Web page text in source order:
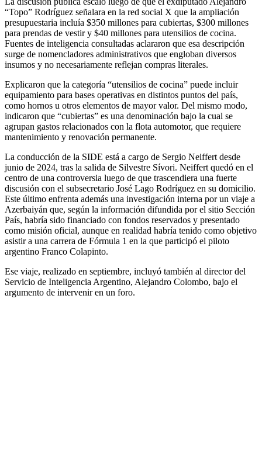
“Topo” Rodríguez señalara en la red social X que la ampliación
presupuestaria incluía $350 millones para cubiertas, $300 millones
para prendas de vestir y $40 millones para utensilios de cocina.
Fuentes de inteligencia consultadas aclararon que esa descripción
surge de nomencladores administrativos que engloban diversos
insumos y no necesariamente reflejan compras literales.
Explicaron que la categoría “utensilios de cocina” puede incluir
equipamiento para bases operativas en distintos puntos del país,
como hornos u otros elementos de mayor valor. Del mismo modo,
indicaron que “cubiertas” es una denominación bajo la cual se
agrupan gastos relacionados con la flota automotor, que requiere
mantenimiento y renovación permanente.
La conducción de la SIDE está a cargo de Sergio Neiffert desde
junio de 2024, tras la salida de Silvestre Sívori. Neiffert quedó en el
centro de una controversia luego de que trascendiera una fuerte
discusión con el subsecretario José Lago Rodríguez en su domicilio.
Este último enfrenta además una investigación interna por un viaje a
Azerbaiyán que, según la información difundida por el sitio Sección
País, habría sido financiado con fondos reservados y presentado
como misión oficial, aunque en realidad habría tenido como objetivo
asistir a una carrera de Fórmula 1 en la que participó el piloto
argentino Franco Colapinto.
Ese viaje, realizado en septiembre, incluyó también al director del
Servicio de Inteligencia Argentino, Alejandro Colombo, bajo el
argumento de intervenir en un foro.